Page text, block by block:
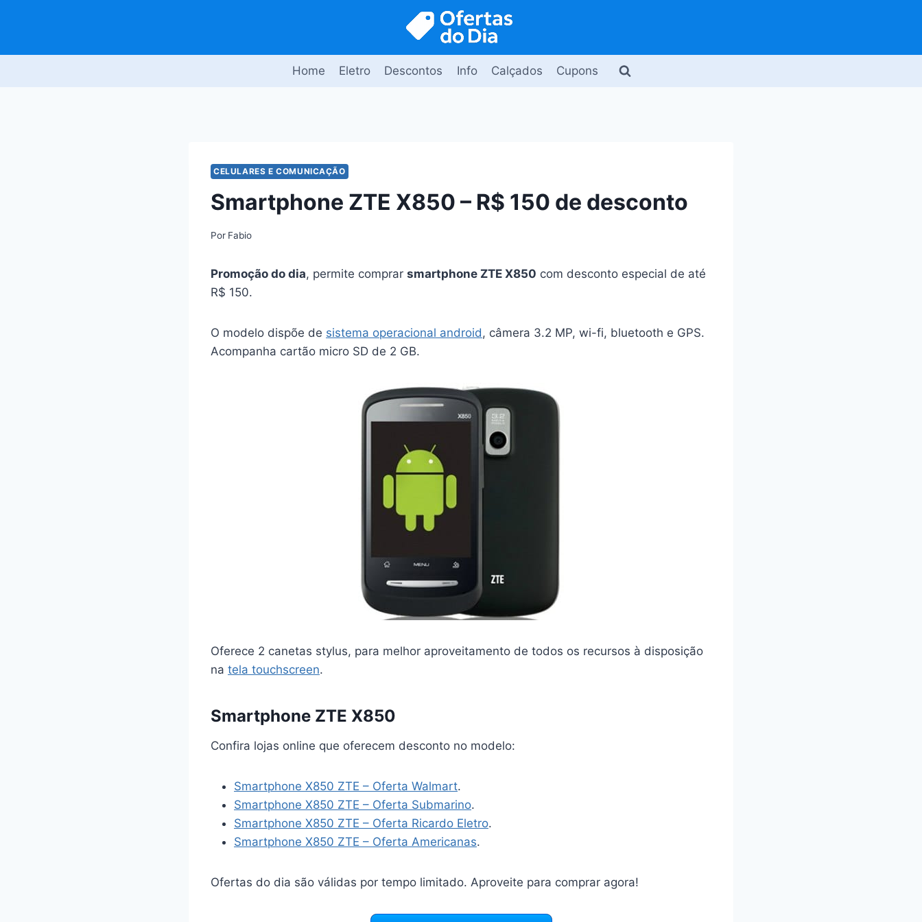
Home Eletro Descontos Info Calçados Cupons
CELULARES E COMUNICAÇÃO
Smartphone ZTE X850 – R$ 150 de desconto
Por Fabio
Promoção do dia, permite comprar smartphone ZTE X850 com desconto especial de até
R$ 150.
O modelo dispõe de sistema operacional android , câmera 3.2 MP, wi-fi, bluetooth e GPS.
Acompanha cartão micro SD de 2 GB.
Oferece 2 canetas stylus, para melhor aproveitamento de todos os recursos à disposição
na tela touchscreen.
Smartphone ZTE X850
Confira lojas online que oferecem desconto no modelo:
Smartphone X850 ZTE – Oferta Walmart.
Smartphone X850 ZTE – Oferta Submarino.
Smartphone X850 ZTE – Oferta Ricardo Eletro.
Smartphone X850 ZTE – Oferta Americanas.
Ofertas do dia são válidas por tempo limitado. Aproveite para comprar agora!